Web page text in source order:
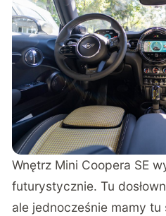
Wnętrz Mini Coopera SE
futurystycznie. Tu
ale jednocześnie mamy